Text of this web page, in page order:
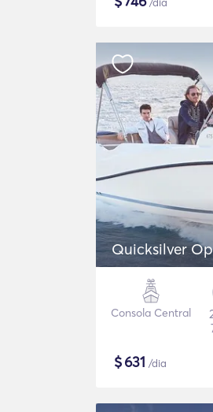
Quicksilver
Consola Central
$631 /dia